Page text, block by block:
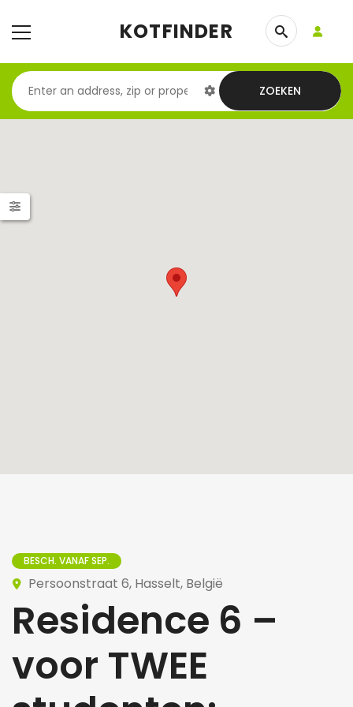
KOTFINDER
ZOEKEN
BESCH. VANAF SEP.
Persoonstraat 6, Hasselt, België
Residence 6 –
voor TWEE